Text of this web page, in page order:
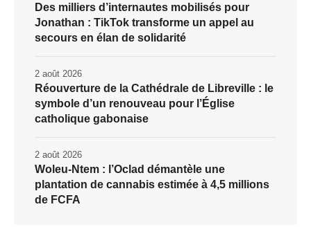
Des milliers d’internautes mobilisés pour
Jonathan : TikTok transforme un appel au
secours en élan de solidarité
Réouverture de la Cathédrale de Libreville : le
symbole d’un renouveau pour l’Église
catholique gabonaise
2 août 2026
Woleu-Ntem : l’Oclad démantèle une
plantation de cannabis estimée à 4,5 millions
de FCFA
2 août 2026